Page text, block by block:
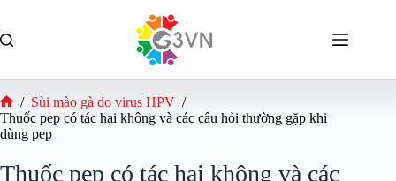
phần
Trang
chủ
/ Sùi mào gà do virus HPV /
Thuốc pep có tác hại không và các câu hỏi thường gặp khi
dùng pep
Thuốc pep có tác hại không và các